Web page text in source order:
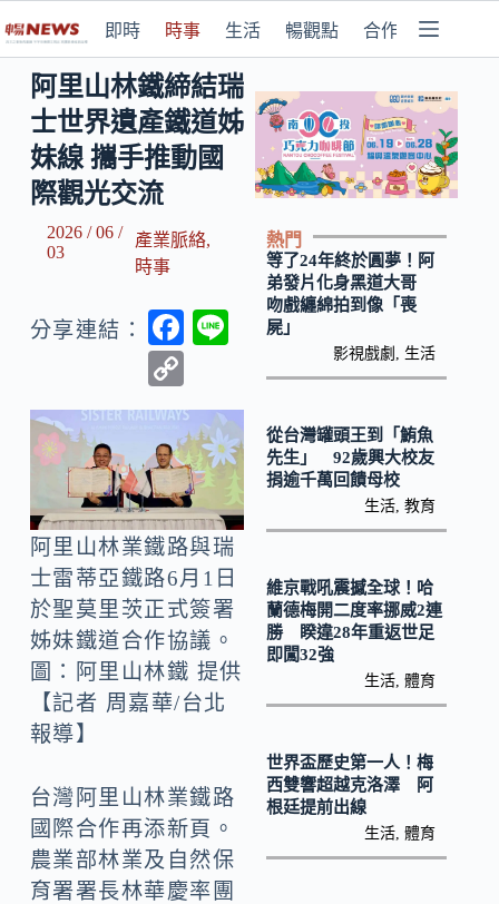
即時 時事 生活 暢觀點 合作媒體
阿里山林鐵締結瑞
士世界遺產鐵道姊
妹線 攜手推動國
際觀光交流
2026 / 06 /
03
產業脈絡,
時事
分享連結：
F
b
o
o
k
o
p
y
Li
n
k
阿里山林業鐵路與瑞
士雷蒂亞鐵路6月1日
於聖莫里茨正式簽署
姊妹鐵道合作協議。
圖：阿里山林鐵 提供
【記者 周嘉華/台北
報導】
台灣阿里山林業鐵路
國際合作再添新頁。
農業部林業及自然保
育署署長林華慶率團
熱門
等了24年終於圓夢！阿
弟發片化身黑道大哥
吻戲纏綿拍到像「喪
屍」
影視戲劇 生活
從台灣罐頭王到「鮪魚
先生」 92歲興大校友
捐逾千萬回饋母校
生活 ,教育
維京戰吼震撼全球！哈
蘭德梅開二度率挪威2連
勝 睽違28年重返世足
即闖32強
生活 ,體育
世界盃歷史第一人！梅
西雙響超越克洛澤 阿
根廷提前出線
生活 ,體育